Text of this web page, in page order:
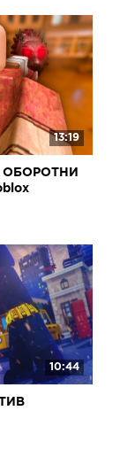
13:19
ОБОРОТНИ
10:44